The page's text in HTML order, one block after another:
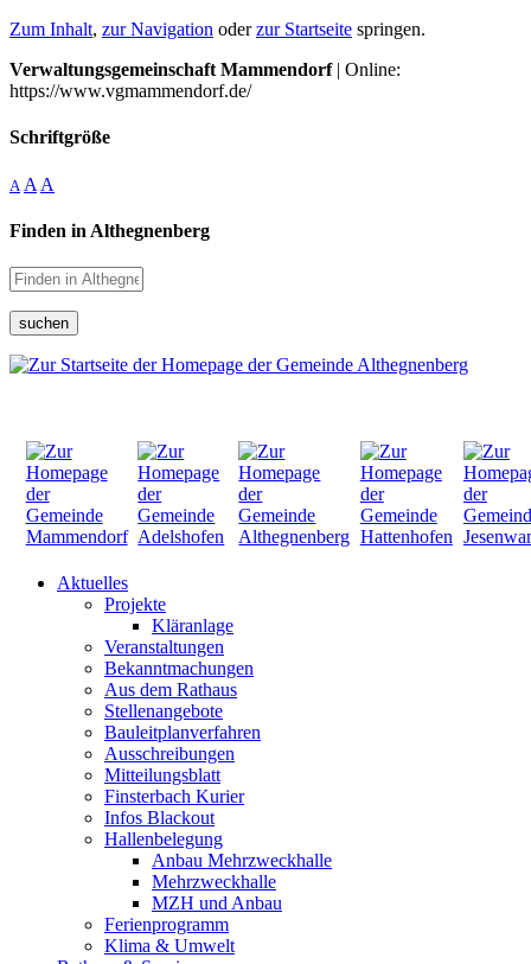
Zum Inhalt, zur Navigation oderzur Startseite springen.
Verwaltungsgemeinschaft Mammendorf| Online:
https://www.vgmammendorf.de/
Schriftgröße
A A A
Finden in Althegnenberg
suchen
Aktuelles
Projekte
Kläranlage
Veranstaltungen
Bekanntmachungen
Aus dem Rathaus
Stellenangebote
Bauleitplanverfahren
Ausschreibungen
Mitteilungsblatt
Finsterbach Kurier
Infos Blackout
Hallenbelegung
Anbau Mehrzweckhalle
Mehrzweckhalle
MZH und Anbau
Ferienprogramm
Klima & Umwelt